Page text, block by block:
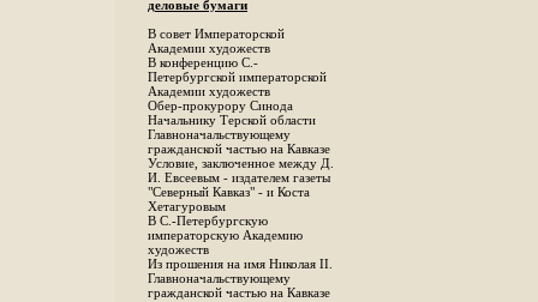
деловые бумаги
В совет Императорской
Академии художеств
В конференцию С.-
Петербургской императорской
Академии художеств
Обер-прокурору Синода
Начальнику Терской области
Главноначальствующему
гражданской частью на Кавказе
Условие, заключенное между Д.
И. Евсеевым - издателем газеты
"Северный Кавказ" - и Коста
Хетагуровым
В С.-Петербургскую
императорскую Академию
художеств
Из прошения на имя Николая II.
Главноначальствующему
гражданской частью на Кавказе